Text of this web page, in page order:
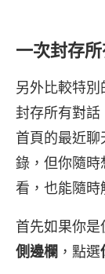
一次封存
另外比較特
封存所有對話
首頁的最近
錄，但你隨時
看，也能隨時
首先如果你
側邊欄 ，點選